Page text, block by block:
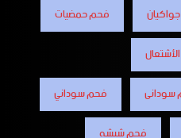
فحم حمضيات
فحم سوداني